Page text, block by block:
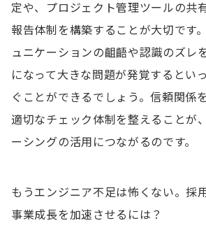
定や、プロジェクト管理ツールの共
報告体制を構築することが大切です
ュニケーションの齟齬や認識のズレ
になって大きな問題が発覚するとい
ぐことができるでしょう。信頼関係
適切なチェック体制を整えることが
ーシングの活用につながるのです。
もうエンジニア不足は怖くない。採
事業成長を加速させるには？